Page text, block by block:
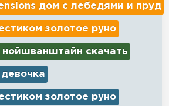
дом с лебедями и пруд
золотое руно
нойшванштайн скачать
золотое руно